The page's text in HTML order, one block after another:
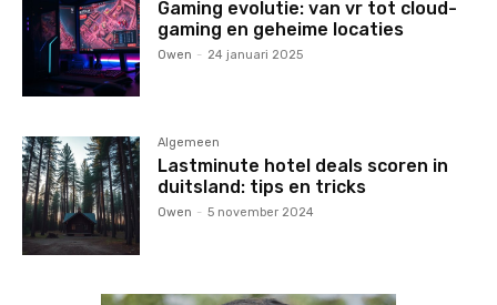
Gaming evolutie: van vr tot cloud-
gaming en geheime locaties
Owen - 24 januari 2025
Algemeen
Lastminute hotel deals scoren in
duitsland: tips en tricks
Owen - 5 november 2024